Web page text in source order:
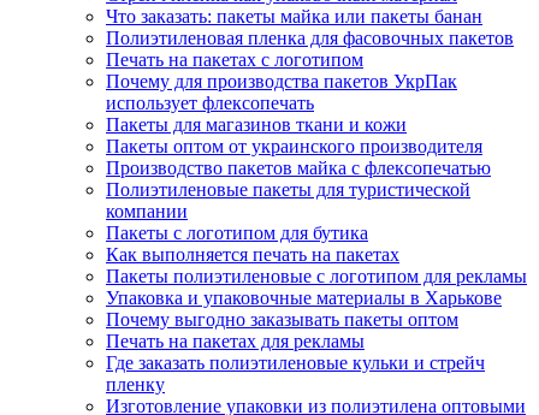
Что заказать: пакеты майка или пакеты банан
Полиэтиленовая пленка для фасовочных пакетов
Печать на пакетах с логотипом
Почему для производства пакетов УкрПак
использует флексопечать
Пакеты для магазинов ткани и кожи
Пакеты оптом от украинского производителя
Производство пакетов майка с флексопечатью
Полиэтиленовые пакеты для туристической
компании
Пакеты с логотипом для бутика
Как выполняется печать на пакетах
Пакеты полиэтиленовые с логотипом для рекламы
Упаковка и упаковочные материалы в Харькове
Почему выгодно заказывать пакеты оптом
Печать на пакетах для рекламы
Где заказать полиэтиленовые кульки и стрейч
пленку
Изготовление упаковки из полиэтилена оптовыми